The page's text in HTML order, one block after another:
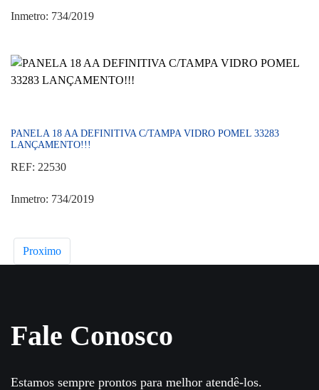
Inmetro: 734/2019
PANELA 18 AA DEFINITIVA C/TAMPA VIDRO POMEL 33283
LANÇAMENTO!!!
REF: 22530
Inmetro: 734/2019
Proximo
Fale Conosco
Estamos sempre prontos para melhor atendê-los.